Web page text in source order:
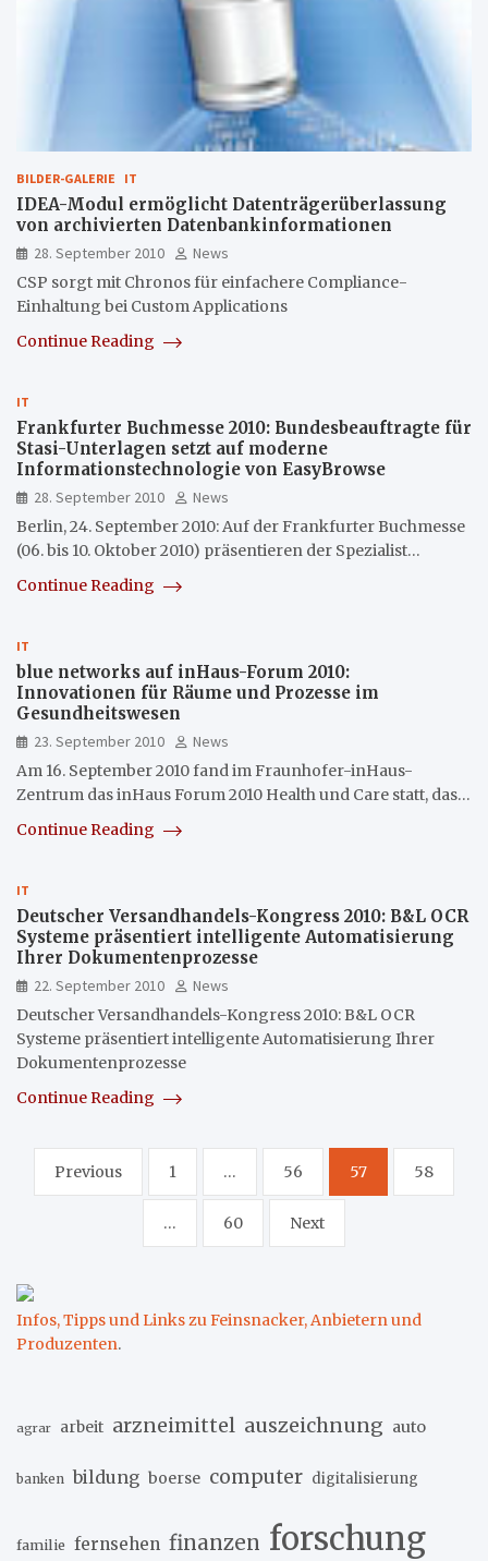
BILDER-GALERIE IT
IDEA-Modul ermöglicht Datenträgerüberlassung
von archivierten Datenbankinformationen
28. September 2010
News
CSP sorgt mit Chronos für einfachere Compliance-
Einhaltung bei Custom Applications
Continue Reading
IT
Frankfurter Buchmesse 2010: Bundesbeauftragte für
Stasi-Unterlagen setzt auf moderne
Informationstechnologie von EasyBrowse
28. September 2010
News
Berlin, 24. September 2010: Auf der Frankfurter Buchmesse
(06. bis 10. Oktober 2010) präsentieren der Spezialist…
Continue Reading
IT
blue networks auf inHaus-Forum 2010:
Innovationen für Räume und Prozesse im
Gesundheitswesen
23. September 2010
News
Am 16. September 2010 fand im Fraunhofer-inHaus-
Zentrum das inHaus Forum 2010 Health und Care statt, das…
Continue Reading
IT
Deutscher Versandhandels-Kongress 2010: B&L OCR
Systeme präsentiert intelligente Automatisierung
Ihrer Dokumentenprozesse
22. September 2010
News
Deutscher Versandhandels-Kongress 2010: B&L OCR
Systeme präsentiert intelligente Automatisierung Ihrer
Dokumentenprozesse
Continue Reading
Seitennummerierung
der
Previous 1 … 56 57 58
… 60 Next
Infos, Tipps und Links zu Feinsnacker, Anbietern und
Produzenten.
agrar arbeit arzneimittel auszeichnung auto
banken bildung boerse computer digitalisierung
familie fernsehen finanzen forschung